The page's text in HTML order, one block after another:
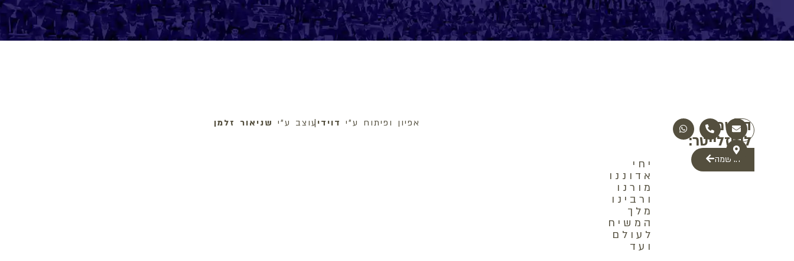
הרשמה
לניוזלייטר:
הרשמה
יחי
אדוננו
מורנו
ורבינו
מלך
המשיח
לעולם
ועד
אפיון ופיתוח ע״י דוידי |עוצב ע״י שניאור זלמן